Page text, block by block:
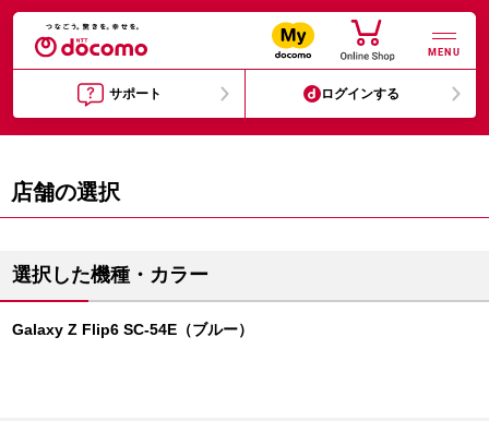
MENU
サポート ログインする
店舗の選択
選択した機種・カラー
Galaxy Z Flip6 SC-54E（ブルー）